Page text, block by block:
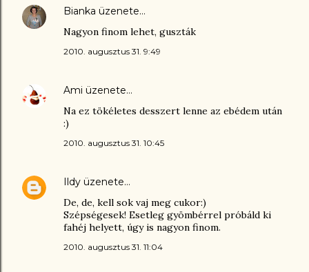
Bianka üzenete…
Nagyon finom lehet, guszták
2010. augusztus 31. 9:49
Ami üzenete…
Na ez tökéletes desszert lenne az ebédem után
:)
2010. augusztus 31. 10:45
Ildy üzenete…
De, de, kell sok vaj meg cukor:)
Szépségesek! Esetleg gyömbérrel próbáld ki
fahéj helyett, úgy is nagyon finom.
2010. augusztus 31. 11:04